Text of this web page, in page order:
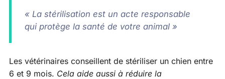
« La stérilisation est un acte responsable
qui protège la santé de votre animal »
Les vétérinaires conseillent de stériliser un chien entre
6 et 9 mois. Cela aide aussi à réduire la